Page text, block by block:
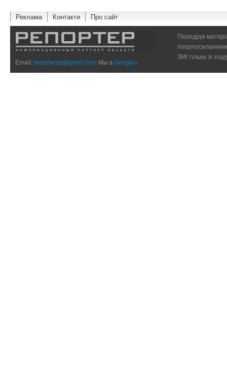
Реклама Контакти Про сайт
Email:reporterzp@gmail.com Мы вGoogle+
Передрук
ЗМІ тільки зі